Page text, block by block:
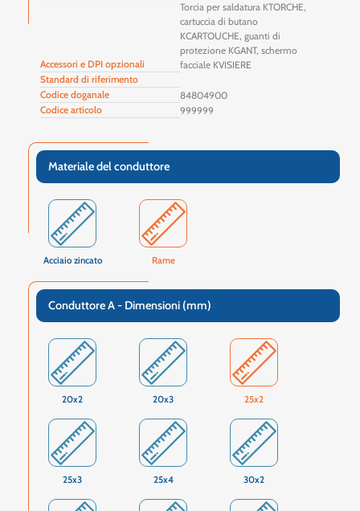
Accessori e DPI opzionali
Torcia per saldatura KTORCHE,
cartuccia di butano
KCARTOUCHE, guanti di
protezione KGANT, schermo
facciale KVISIERE
Standard di riferimento
Codice doganale
84804900
Codice articolo
999999
Materiale del conduttore
Acciaio zincato Rame
Conduttore A - Dimensioni (mm)
20x2 20x3 25x2
25x3 25x4 30x2